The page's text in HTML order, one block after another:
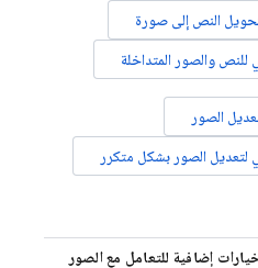
النص إلى صورة
للنص والصور المتداخلة
الصور
لتعديل الصور بشكل متكرر
إضافية للتعامل مع الصور